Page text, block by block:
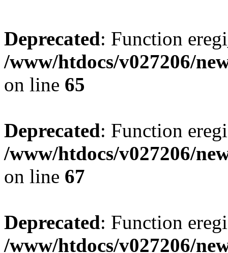
Deprecated: Function
/www/htdocs/v027206/
on line 65
Deprecated: Function
/www/htdocs/v027206/
on line 67
Deprecated: Function
/www/htdocs/v027206/